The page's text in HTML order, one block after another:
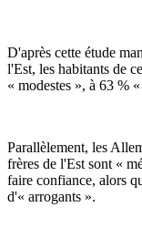
D'après cette étude
l'Est, les habitants de
« modestes », à 63 %
Parallèlement, les
frères de l'Est sont «
faire confiance, alors
d'« arrogants ».